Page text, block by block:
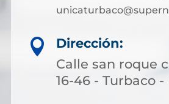

Dirección:
Calle san roque
16-46 - Turbaco